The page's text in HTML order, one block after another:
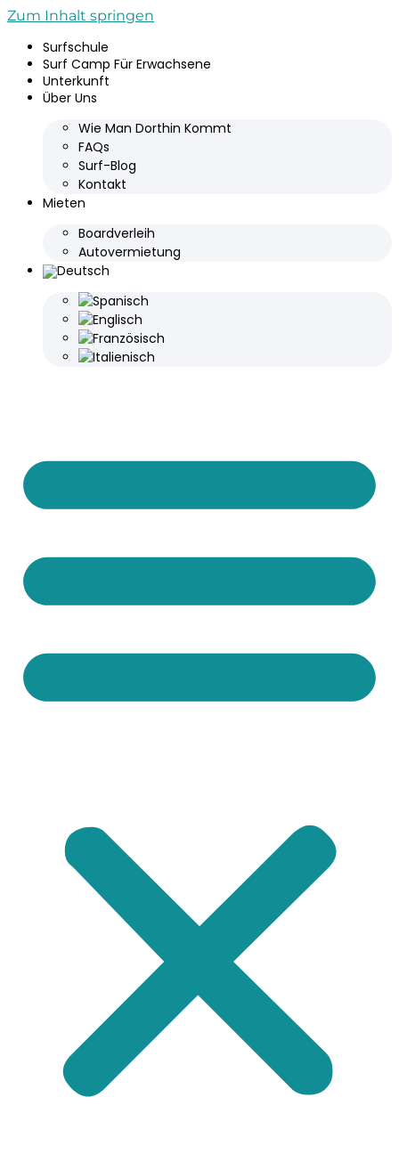
Zum Inhalt springen
Surfschule
Surf Camp Für Erwachsene
Unterkunft
Über Uns
Wie Man Dorthin Kommt
FAQs
Surf-Blog
Kontakt
Mieten
Boardverleih
Autovermietung